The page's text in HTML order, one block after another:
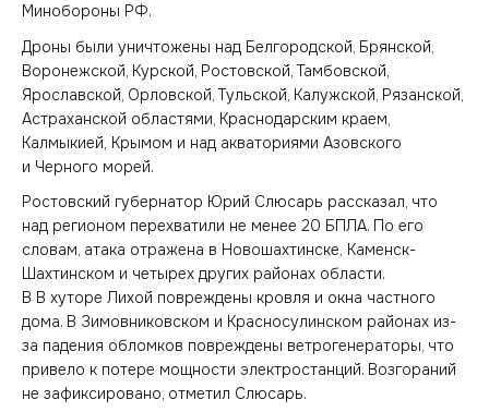
Минобороны РФ.
Дроны были уничтожены над Белгородской, Брянской,
Воронежской, Курской, Ростовской, Тамбовской,
Ярославской, Орловской, Тульской, Калужской, Рязанской,
Астраханской областями, Краснодарским краем,
Калмыкией, Крымом и над акваториями Азовского
и Черного морей.
Ростовский губернатор Юрий Слюсарь рассказал, что
над регионом перехватили не менее 20 БПЛА. По его
словам, атака отражена в Новошахтинске, Каменск-
Шахтинском и четырех других районах области.
В В хуторе Лихой повреждены кровля и окна частного
дома. В Зимовниковском и Красносулинском районах из-
за падения обломков повреждены ветрогенераторы, что
привело к потере мощности электростанций. Возгораний
не зафиксировано, отметил Слюсарь.